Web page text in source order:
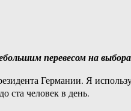
перевесом на
Германии. Я
ста человек в день.